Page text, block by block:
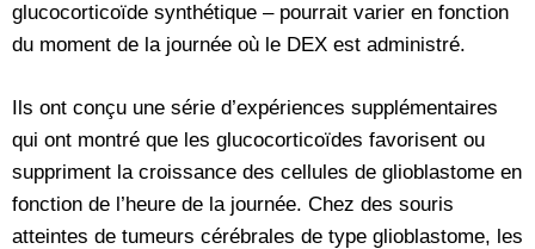
glucocorticoïde synthétique – pourrait varier en fonction
du moment de la journée où le DEX est administré.
Ils ont conçu une série d’expériences supplémentaires
qui ont montré que les glucocorticoïdes favorisent ou
suppriment la croissance des cellules de glioblastome en
fonction de l’heure de la journée. Chez des souris
atteintes de tumeurs cérébrales de type glioblastome, les